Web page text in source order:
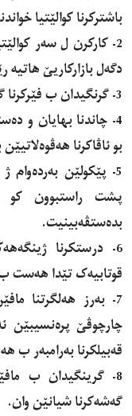
باشترکرنا کوالێتیا
2- کارکرن ل سەر
دگەل بازارکاریێ
3- گرنگیدان ب فێرکرنا گشتگیر ب رێکا چالاکیێن جورا جور.
4- چاندنا بهایان و
بو ئاڤاکرنا
5- پێکولێن بەردەوام
پشت راستبوون کو
بدەستڤەبینیت.
6- درستکرنا
قوتابیەک تێدا هەست
7- بەرز هەلگرتنا
چارچوڤێ پرەنسیبێن
قەبیلکرنا بەرامبەر ب
8- گرینگیدان ب
گەشەکرنا شیانێن وان.